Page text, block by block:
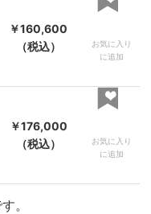
￥160,600
（税込）
お気に入り
に追加
￥176,000
（税込）
お気に入り
に追加
。